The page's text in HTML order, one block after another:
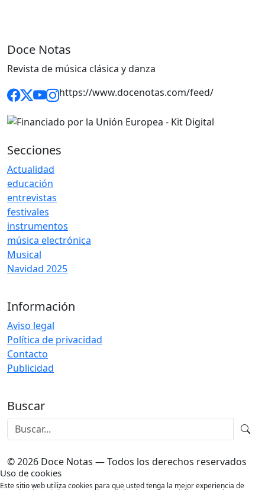
Doce Notas
Revista de música clásica y danza
https://www.docenotas.com/feed/
Secciones
Actualidad
educación
entrevistas
festivales
instrumentos
música electrónica
Musical
Navidad 2025
Información
Aviso legal
Política de privacidad
Contacto
Publicidad
Buscar
© 2026 Doce Notas — Todos los derechos reservados
Uso de cookies
Este sitio web utiliza cookies para que usted tenga la mejor experiencia de